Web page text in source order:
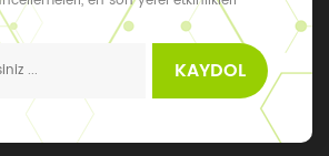
KAYDOL